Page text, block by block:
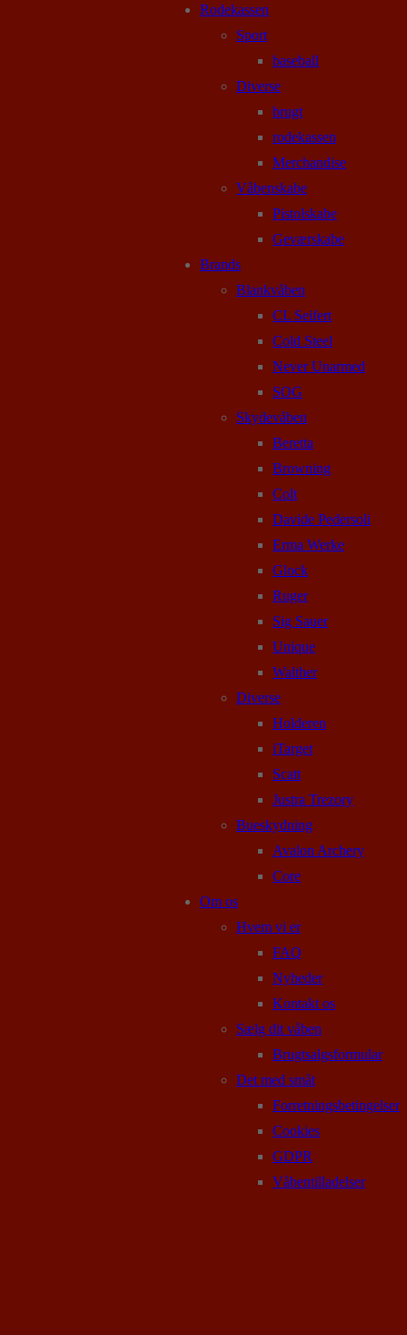
Rodekassen
Sport
baseball
Diverse
brugt
rodekassen
Merchandise
Våbenskabe
Pistolskabe
Geværskabe
Brands
Blankvåben
CL Seifert
Cold Steel
Never Unarmed
SOG
Skydevåben
Beretta
Browning
Colt
Davide Pedersoli
Erma Werke
Glock
Ruger
Sig Sauer
Unique
Walther
Diverse
Holderen
iTarget
Scatt
Justra Trezory
Bueskydning
Avalon Archery
Core
Om os
Hvem vi er
FAQ
Nyheder
Kontakt os
Sælg dit våben
Brugtsalgsformular
Det med småt
Forretningsbetingelser
Cookies
GDPR
Våbentilladelser